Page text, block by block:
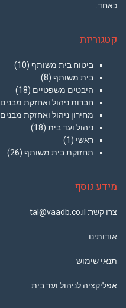
כאחד.
קטגוריות
ביטוח בית משותף (10)
בית משותף (8)
היבטים משפטיים (18)
חברות ניהול ואחזקת מבנים
מחירון ניהול ואחזקת מבנים
ניהול ועד בית (18)
ראשי (1)
תחזוקת בית משותף (26)
מידע נוסף
צרו קשר: tal@vaadb.co.il
אודותינו
תנאי שימוש
אפליקציה לניהול ועד בית